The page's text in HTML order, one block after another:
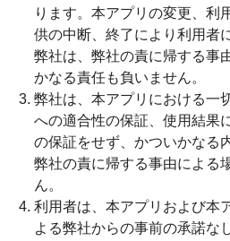
ります。本アプリの変更、利
供の中断、終了により利用者
弊社は、弊社の責に帰する事
かなる責任も負いません。
弊社は、本アプリにおける一
への適合性の保証、使用結果
の保証をせず、かついかなる
弊社の責に帰する事由による
ん。
利用者は、本アプリおよび本
よる弊社からの事前の承諾な